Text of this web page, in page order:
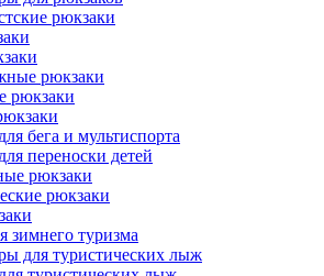
рюкзаки
рюкзаки
рюкзаки
бега и мультиспорта
переноски детей
рюкзаки
рюкзаки
зимнего туризма
для туристических лыж